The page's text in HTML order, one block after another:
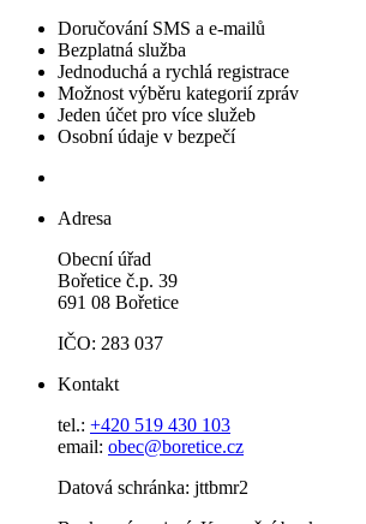
Doručování SMS a e-mailů
Bezplatná služba
Jednoduchá a rychlá registrace
Možnost výběru kategorií zpráv
Jeden účet pro více služeb
Osobní údaje v bezpečí
Adresa
Obecní úřad
Bořetice č.p. 39
691 08 Bořetice
IČO: 283 037
Kontakt
tel.: +420 519 430 103
email: obec@boretice.cz
Datová schránka: jttbmr2